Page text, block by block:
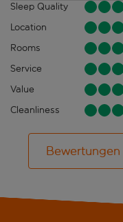
Sleep Quality
Location
Rooms
Service
Value
Cleanliness